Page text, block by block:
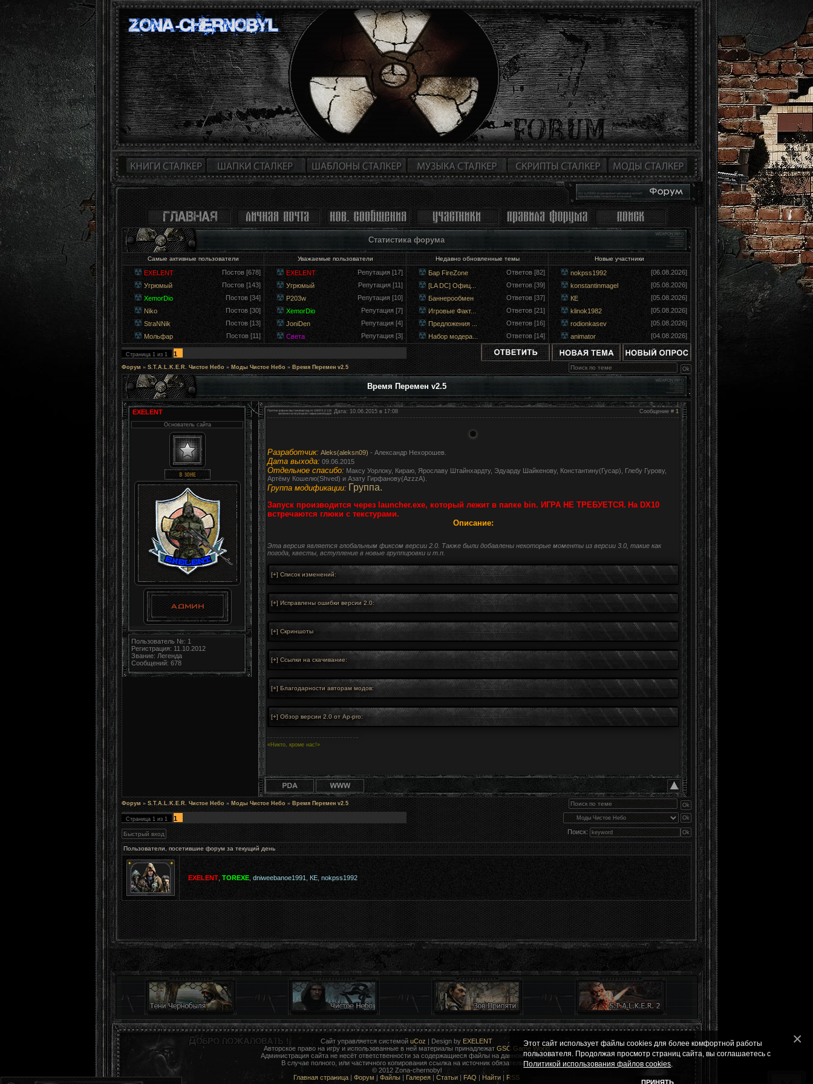
Статистика форума
Самые активные пользователи Уважаемые пользователи Недавно обновленные темы Новые участники
EXELENT
Постов [678]
Угрюмый
Постов [143]
XemorDio
Постов [34]
Niko
Постов [30]
StraNNik
Постов [13]
Мольфар
Постов [11]
EXELENT
Репутация [17]
Угрюмый
Репутация [11]
P203w
Репутация [10]
XemorDio
Репутация [7]
JoniDen
Репутация [4]
Света
Репутация [3]
Бар FireZone
Ответов [82]
[LA DC] Офиц...
Ответов [39]
Баннерообмен
Ответов [37]
Игровые Факт...
Ответов [21]
Предложения ...
Ответов [16]
Набор модера...
Ответов [14]
nokpss1992
[06.08.2026]
konstantinmagel
[05.08.2026]
КЕ
[05.08.2026]
klinok1982
[05.08.2026]
rodionkasev
[05.08.2026]
animator
[04.08.2026]
Страница 1 из 1 1
Форум » S.T.A.L.K.E.R. Чистое Небо » Моды Чистое Небо » Время Перемен v2.5
Время Перемен v2.5
EXELENT
Основатель сайта
Пользователь №: 1
Регистрация: 11.10.2012
Звание: Легенда
Сообщений: 678
Сообщение # 1
Дата: 10.06.2015 в 17:08
Разработчик: Aleks(aleksn09) - Александр Нехорошев.
Дата выхода: 09.06.2015
Отдельное спасибо: Максу Уорлоку, Кираю, Ярославу Штайнхардту, Эдуарду Шайкенову, Константину(Гусар), Глебу Гурову,
Артёму Кошелю(Shved) и Азату Гирфанову(AzzzA).
Группа модификации: Группа.
Запуск производится через launcher.exe, который лежит в папке bin. ИГРА НЕ ТРЕБУЕТСЯ. На DX10
встречаются глюки с текстурами.
Описание:
Эта версия является глобальным фиксом версии 2.0. Также были добавлены некоторые моменты из версии 3.0, такие как
погода, квесты, вступление в новые группировки и т.п.
«Никто, кроме нас!»
Форум » S.T.A.L.K.E.R. Чистое Небо » Моды Чистое Небо » Время Перемен v2.5
Страница 1 из 1
1
Поиск:
Пользователи, посетившие форум за текущий день
EXELENT ,TOREXE dniweebanoe1991 ,КЕ, nokpss1992
Сайт управляется системой uCoz | Design by EXELENT
Авторское право на игру и использованные в ней материалы принадлежат GSC Game World
Администрация сайта не несёт ответственности за содержащиеся файлы на данном портале.
В случае полного, или частичного копирования ссылка на источник обязательна!
© 2012 Zona-chernobyl
Главная страница | Форум | Файлы | Галерея | Статьи | FAQ | Найти | RSS
Этот сайт использует файлы cookies для более комфортной работы
пользователя. Продолжая просмотр страниц сайта, вы соглашаетесь с
Политикой использования файлов cookies
ПРИНЯТЬ